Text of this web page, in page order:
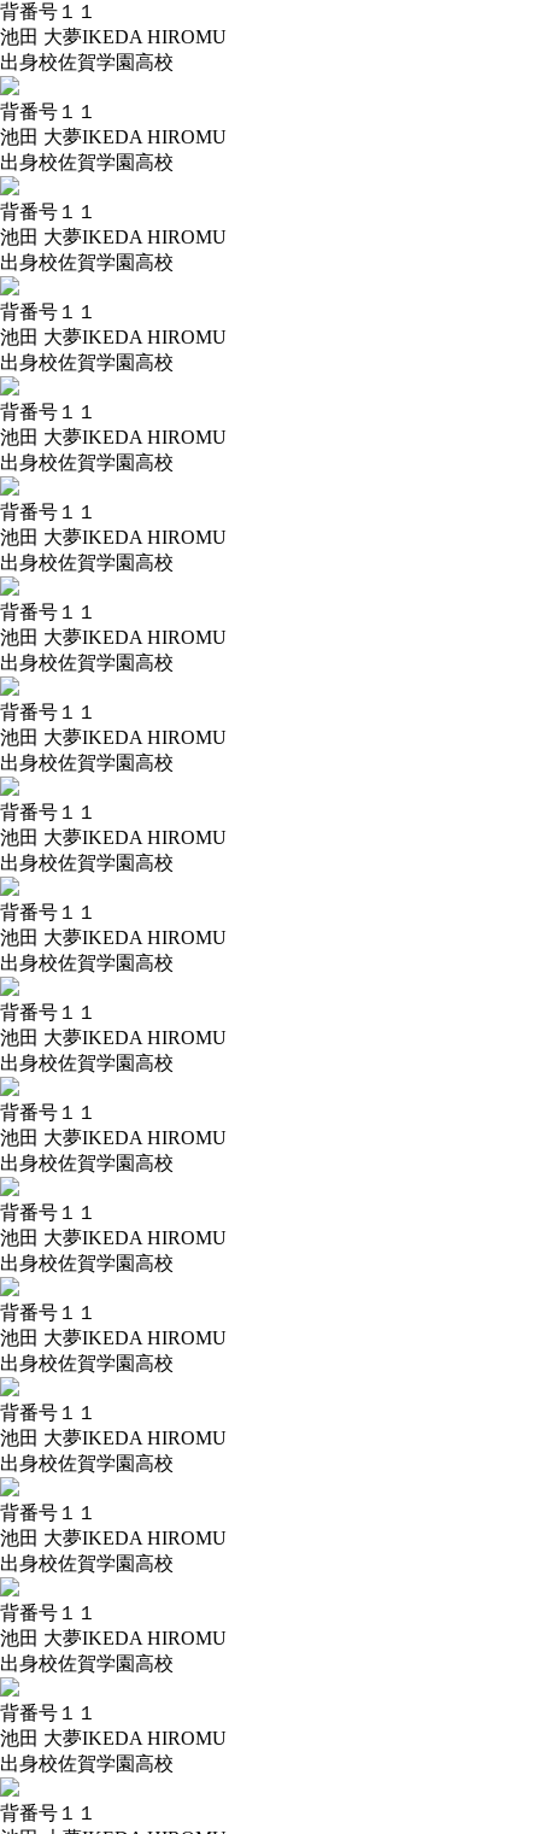
背番号 １１
池田 大夢IKEDA HIROMU
出身校佐賀学園高校
背番号 １１
池田 大夢IKEDA HIROMU
出身校佐賀学園高校
背番号 １１
池田 大夢IKEDA HIROMU
出身校佐賀学園高校
背番号 １１
池田 大夢IKEDA HIROMU
出身校佐賀学園高校
背番号 １１
池田 大夢IKEDA HIROMU
出身校佐賀学園高校
背番号 １１
池田 大夢IKEDA HIROMU
出身校佐賀学園高校
背番号 １１
池田 大夢IKEDA HIROMU
出身校佐賀学園高校
背番号 １１
池田 大夢IKEDA HIROMU
出身校佐賀学園高校
背番号 １１
池田 大夢IKEDA HIROMU
出身校佐賀学園高校
背番号 １１
池田 大夢IKEDA HIROMU
出身校佐賀学園高校
背番号 １１
池田 大夢IKEDA HIROMU
出身校佐賀学園高校
背番号 １１
池田 大夢IKEDA HIROMU
出身校佐賀学園高校
背番号 １１
池田 大夢IKEDA HIROMU
出身校佐賀学園高校
背番号 １１
池田 大夢IKEDA HIROMU
出身校佐賀学園高校
背番号 １１
池田 大夢IKEDA HIROMU
出身校佐賀学園高校
背番号 １１
池田 大夢IKEDA HIROMU
出身校佐賀学園高校
背番号 １１
池田 大夢IKEDA HIROMU
出身校佐賀学園高校
背番号 １１
池田 大夢IKEDA HIROMU
出身校佐賀学園高校
背番号 １１